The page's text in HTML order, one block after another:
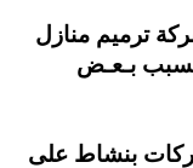
ترميم منازل
بسبب بـعـض
بنشاط على